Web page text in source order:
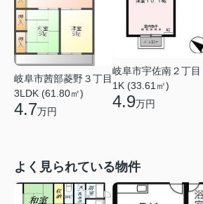
岐阜市茜部菱野３丁目
3LDK (61.80㎡)
4.7万円
岐阜市宇佐南２丁目
1K (33.61㎡)
4.9万円
よく見られている物件